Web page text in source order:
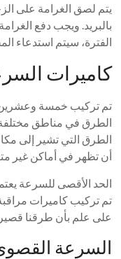
يتم لصق الغرامة على
الفترة، سيتم استدعاء
كاميرات
الطرق في مناطق
الطرق التي تشير إلى
أن تظهر في أماكن غير
الحد الأقصى للسرعة
تم تركيب كاميرات
على علم بأن طرقنا
السرعة القصوى 40 كم/